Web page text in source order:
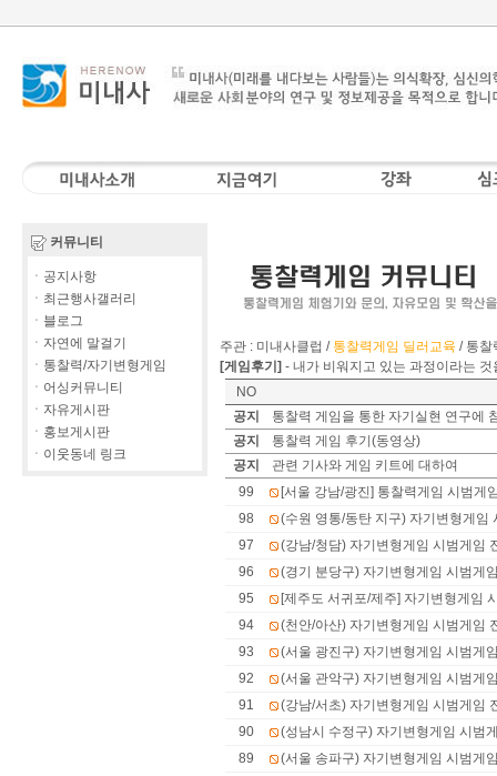
커뮤니티
ㆍ공지사항
ㆍ최근행사갤러리
ㆍ블로그
ㆍ자연에 말걸기
ㆍ통찰력/자기변형게임
ㆍ어싱커뮤니티
ㆍ자유게시판
ㆍ홍보게시판
ㆍ이웃동네 링크
주관 : 미내사클럽 / 통찰력게임 딜러교육 / 통찰
[게임후기] - 내가 비워지고 있는 과정이라는 것
NO
공지
통찰력 게임을 통한 자기실현 연구에
공지
통찰력 게임 후기(동영상)
공지
관련 기사와 게임 키트에 대하여
99
[서울 강남/광진] 통찰력게임 시범게
98
(수원 영통/동탄 지구) 자기변형게임
97
(강남/청담) 자기변형게임 시범게임
96
(경기 분당구) 자기변형게임 시범게
95
[제주도 서귀포/제주] 자기변형게임
94
(천안/아산) 자기변형게임 시범게임
93
(서울 광진구) 자기변형게임 시범게
92
(서울 관악구) 자기변형게임 시범게
91
(강남/서초) 자기변형게임 시범게임
90
(성남시 수정구) 자기변형게임 시범
89
(서울 송파구) 자기변형게임 시범게